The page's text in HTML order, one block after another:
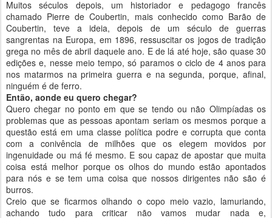
Muitos séculos depois, um historiador e pedagogo francês
chamado Pierre de Coubertin, mais conhecido como Barão de
Coubertin, teve a ideia, depois de um século de guerras
sangrentas na Europa, em 1896, ressuscitar os jogos de tradição
grega no mês de abril daquele ano. E de lá até hoje, são quase 30
edições e, nesse meio tempo, só paramos o ciclo de 4 anos para
nos matarmos na primeira guerra e na segunda, porque, afinal,
ninguém é de ferro.
Então, aonde eu quero chegar?
Quero chegar no ponto em que se tendo ou não Olimpíadas os
problemas que as pessoas apontam seriam os mesmos porque a
questão está em uma classe política podre e corrupta que conta
com a conivência de milhões que os elegem movidos por
ingenuidade ou má fé mesmo. E sou capaz de apostar que muita
coisa está melhor porque os olhos do mundo estão apontados
para nós e se tem uma coisa que nossos dirigentes não são é
burros.
Creio que se ficarmos olhando o copo meio vazio, lamuriando,
achando tudo para criticar não vamos mudar nada e,